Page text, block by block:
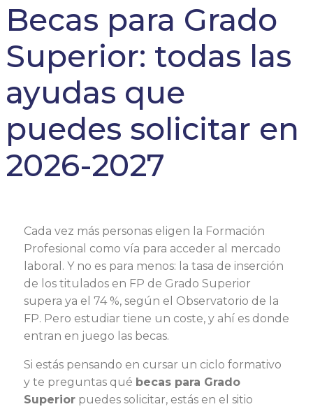
Becas para Grado
Superior: todas las
ayudas que
puedes solicitar en
2026-2027
Cada vez más personas eligen la Formación
Profesional como vía para acceder al mercado
laboral. Y no es para menos: la tasa de inserción
de los titulados en FP de Grado Superior
supera ya el 74 %, según el Observatorio de la
FP. Pero estudiar tiene un coste, y ahí es donde
entran en juego las becas.
Si estás pensando en cursar un ciclo formativo
y te preguntas qué becas para Grado
Superior puedes solicitar, estás en el sitio